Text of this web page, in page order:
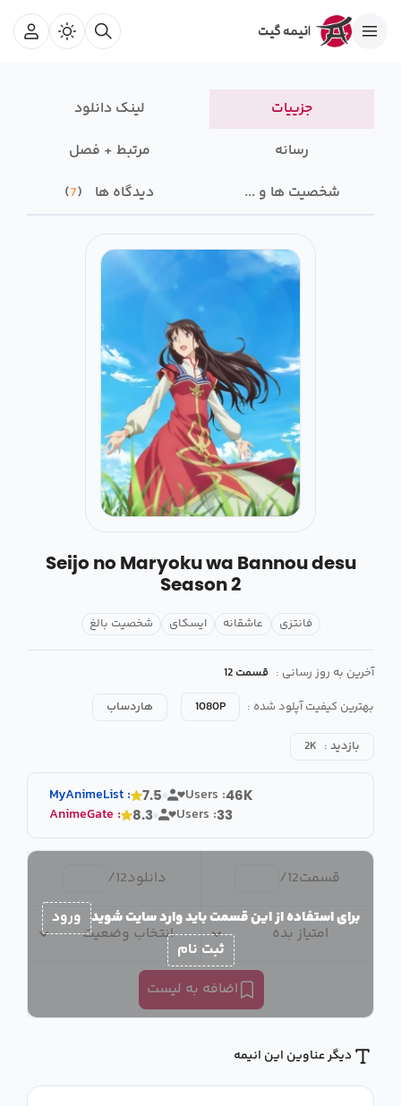
جزییات
لینک دانلود
رسانه‌
مرتبط + فصل
شخصیت ها و ...
دیدگاه ها 7
Seijo no Maryoku wa Bannou desu
Season 2
فانتزی عاشقانه ایسکای شخصیت بالغ
آخرین به روز رسانی : قسمت 12
بهترین کیفیت آپلود شده :
1080P هاردساب
بازدید : 2K
MyAnimeList : 7.5 Users :46K
AnimeGate : 8.3 Users :33
قسمت12
/ دانلود12
/
امتیاز بده انتخاب وضعیت
اضافه به لیست
برای استفاده از این قسمت باید وارد سایت شوید ورود
ثبت نام
دیگر عناوین این انیمه